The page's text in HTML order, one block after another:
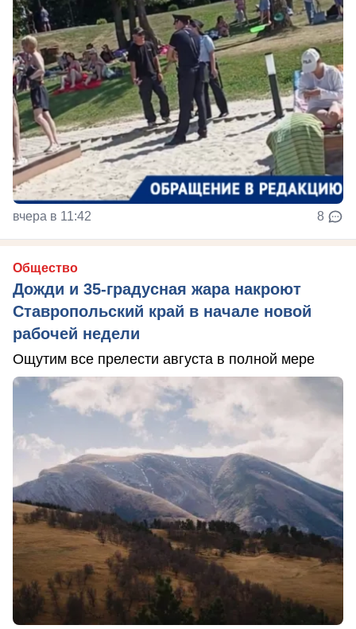
вчера в 11:42 8
Общество
Дожди и 35-градусная жара накроют
Ставропольский край в начале новой
рабочей недели
Ощутим все прелести августа в полной мере